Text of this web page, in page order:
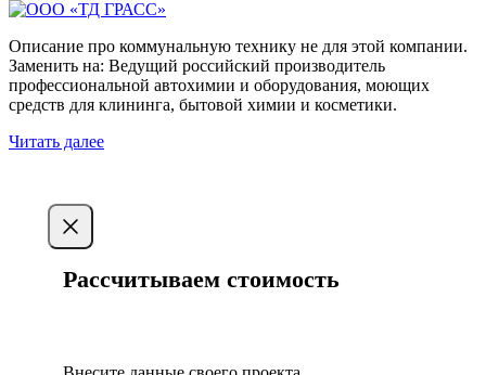
Описание про коммунальную технику не для этой компании.
Заменить на: Ведущий российский производитель
профессиональной автохимии и оборудования, моющих
средств для клининга, бытовой химии и косметики.
Читать далее
Рассчитываем стоимость